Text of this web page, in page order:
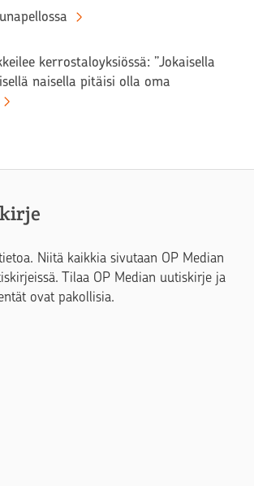
kerrostaloyksiössä: ”Jokaisella
naisella pitäisi olla oma
Niitä kaikkia sivutaan OP Median
Tilaa OP Median uutiskirje ja
ovat pakollisia.